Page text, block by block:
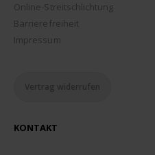
Online-Streitschlichtung
Barrierefreiheit
Impressum
Vertrag widerrufen
KONTAKT